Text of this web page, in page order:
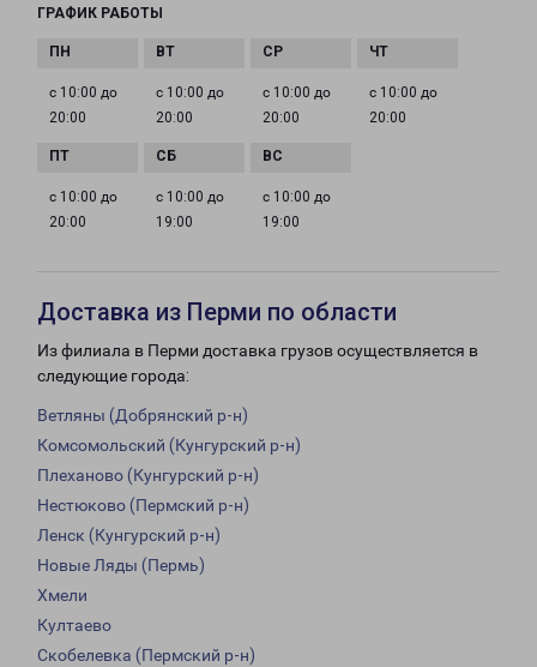
ГРАФИК РАБОТЫ
с 10:00 до
20:00
с 10:00 до
20:00
с 10:00 до
20:00
с 10:00 до
20:00
с 10:00 до
20:00
с 10:00 до
19:00
с 10:00 до
19:00
Доставка из Перми по области
Из филиала в Перми доставка грузов осуществляется в
следующие города:
Ветляны (Добрянский р-н)
Комсомольский (Кунгурский р-н)
Плеханово (Кунгурский р-н)
Нестюково (Пермский р-н)
Ленск (Кунгурский р-н)
Новые Ляды (Пермь)
Хмели
Култаево
Скобелевка (Пермский р-н)